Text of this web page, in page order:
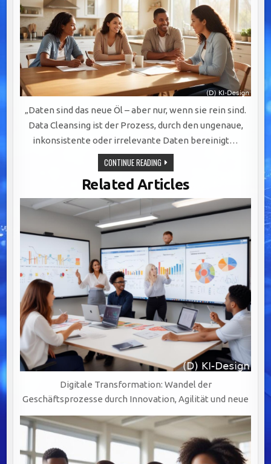
„Daten sind das neue Öl – aber nur, wenn sie rein sind.
Data Cleansing ist der Prozess, durch den ungenaue,
inkonsistente oder irrelevante Daten bereinigt…
CONTINUE READINGDATA
CLEANSING:
DER
SCHLÜSSEL
ZUR
WERTSCHÖPFUNG
DURCH
PRÄZISE
UND
VERLÄSSLICHE
DATENQUALITÄT
Related Articles
Digitale Transformation: Wandel der
Geschäftsprozesse durch Innovation, Agilität und neue